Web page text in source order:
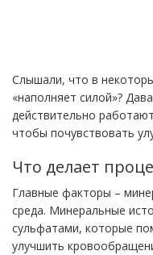
Слышали, что в
«наполняет силой»?
действительно
чтобы почувствовать
Что делает
Главные факторы –
среда. Минеральные
сульфатами, которые
улучшить